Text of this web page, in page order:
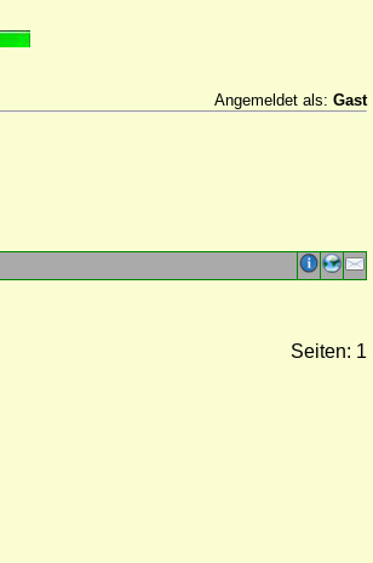
Angemeldet als: Gast
Seiten: 1